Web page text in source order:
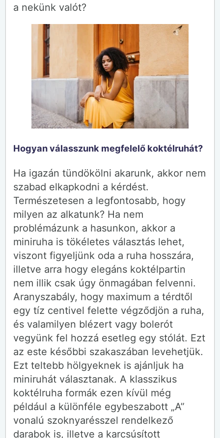
a nekünk valót?
Hogyan válasszunk megfelelő koktélruhát?
Ha igazán tündökölni akarunk, akkor nem
szabad elkapkodni a kérdést.
Természetesen a legfontosabb, hogy
milyen az alkatunk? Ha nem
problémázunk a hasunkon, akkor a
miniruha is tökéletes választás lehet,
viszont figyeljünk oda a ruha hosszára,
illetve arra hogy elegáns koktélpartin
nem illik csak úgy önmagában felvenni.
Aranyszabály, hogy maximum a térdtől
egy tíz centivel felette végződjön a ruha,
és valamilyen blézert vagy bolerót
vegyünk fel hozzá esetleg egy stólát. Ezt
az este későbbi szakaszában levehetjük.
Ezt teltebb hölgyeknek is ajánljuk ha
miniruhát választanak. A klasszikus
koktélruha formák ezen kívül még
például a különféle egybeszabott „A”
vonalú szoknyarésszel rendelkező
darabok is, illetve a karcsúsított